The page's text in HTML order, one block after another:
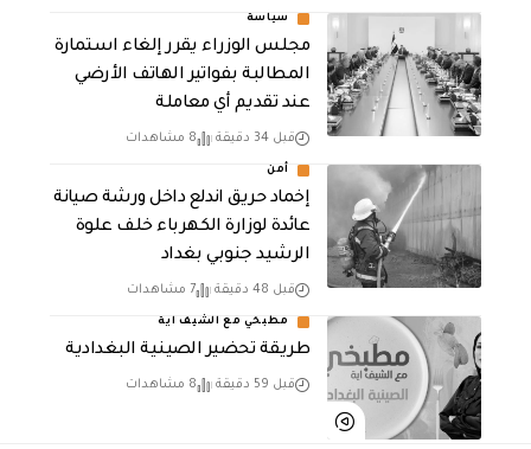
سياسة
مجلس الوزراء يقرر إلغاء استمارة
المطالبة بفواتير الهاتف الأرضي
عند تقديم أي معاملة
قبل 34 دقيقة 8 مشاهدات
أمن
إخماد حريق اندلع داخل ورشة صيانة
عائدة لوزارة الكهرباء خلف علوة
الرشيد جنوبي بغداد
قبل 48 دقيقة 7 مشاهدات
مطبخي مع الشيف اية
طريقة تحضير الصينية البغدادية
قبل 59 دقيقة 8 مشاهدات